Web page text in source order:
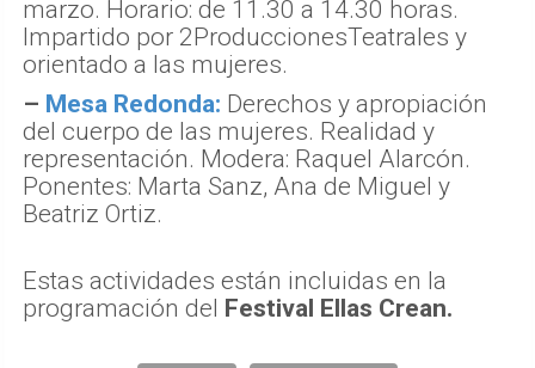
marzo. Horario: de 11.30 a 14.30 horas.
Impartido por 2ProduccionesTeatrales y
orientado a las mujeres.
– Mesa Redonda: Derechos y apropiación
del cuerpo de las mujeres. Realidad y
representación. Modera: Raquel Alarcón.
Ponentes: Marta Sanz, Ana de Miguel y
Beatriz Ortiz.
Estas actividades están incluidas en la
programación del Festival Ellas Crean.